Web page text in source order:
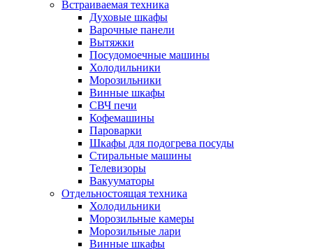
Встраиваемая техника
Духовые шкафы
Варочные панели
Вытяжки
Посудомоечные машины
Холодильники
Морозильники
Винные шкафы
СВЧ печи
Кофемашины
Пароварки
Шкафы для подогрева посуды
Стиральные машины
Телевизоры
Вакууматоры
Отдельностоящая техника
Холодильники
Морозильные камеры
Морозильные лари
Винные шкафы